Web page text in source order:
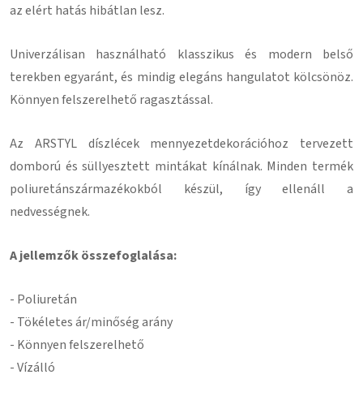
az elért hatás hibátlan lesz.
Univerzálisan használható klasszikus és modern belső
terekben egyaránt, és mindig elegáns hangulatot kölcsönöz.
Könnyen felszerelhető ragasztással.
Az ARSTYL díszlécek mennyezetdekorációhoz tervezett
domború és süllyesztett mintákat kínálnak. Minden termék
poliuretánszármazékokból készül, így ellenáll a
nedvességnek.
A jellemzők összefoglalása:
- Poliuretán
- Tökéletes ár/minőség arány
- Könnyen felszerelhető
- Vízálló